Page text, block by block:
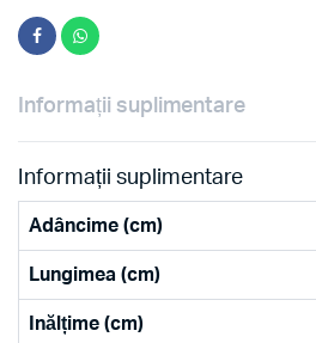
Informații suplimentare
Informații suplimentare
Adâncime (cm)
Lungimea (cm)
Inălțime (cm)